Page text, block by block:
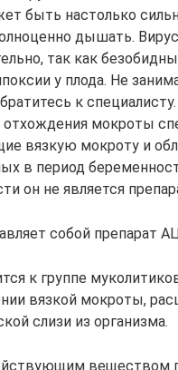
быть настолько
дышать.
так как
у плода. Не
к
мокроты
вязкую мокроту и
в период
он не является
собой препарат
к группе
вязкой мокроты,
слизи из организма.
веществом